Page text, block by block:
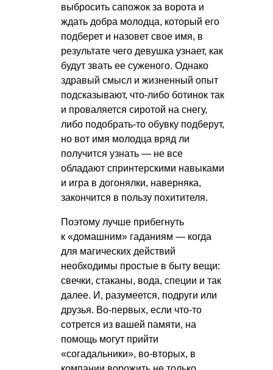
выбросить сапожок за ворота и
ждать добра молодца, который его
подберет и назовет свое имя, в
результате чего девушка узнает, как
будут звать ее суженого. Однако
здравый смысл и жизненный опыт
подсказывают, что-либо ботинок так
и проваляется сиротой на снегу,
либо подобрать-то обувку подберут,
но вот имя молодца вряд ли
получится узнать — не все
обладают спринтерскими навыками
и игра в догонялки, наверняка,
закончится в пользу похитителя.
Поэтому лучше прибегнуть
к «домашним» гаданиям — когда
для магических действий
необходимы простые в быту вещи:
свечки, стаканы, вода, специи и так
далее. И, разумеется, подруги или
друзья. Во-первых, если что-то
сотрется из вашей памяти, на
помощь могут прийти
«согадальники», во-вторых, в